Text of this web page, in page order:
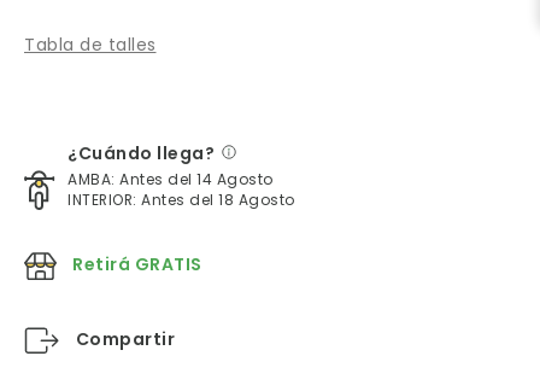
Tabla de talles
¿Cuándo llega?
AMBA: Antes del 14 Agosto
INTERIOR: Antes del 18 Agosto
Retirá GRATIS
Compartir